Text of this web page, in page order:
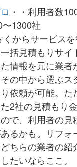
・・利用者数
1300社
からサービスを
括見積もりサイ
情報を元に業者
の中から選ぶ
依頼が可能。た
2社の見積もり
で、利用者の見
るかも。リフ
ちらの業者の紹
たいならここ。